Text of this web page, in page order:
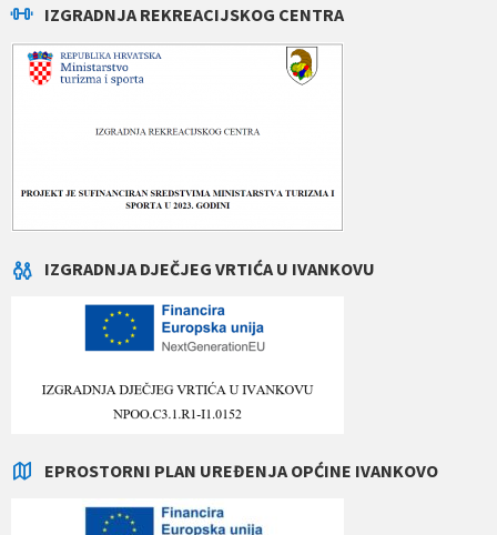
IZGRADNJA REKREACIJSKOG CENTRA
IZGRADNJA DJEČJEG VRTIĆA U IVANKOVU
EPROSTORNI PLAN UREĐENJA OPĆINE IVANKOVO